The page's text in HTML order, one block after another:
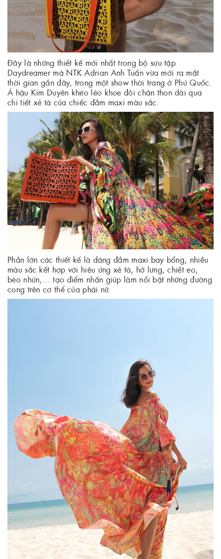
Đây là những thiết kế mới nhất trong bộ sưu tập
Daydreamer mà NTK Adrian Anh Tuấn vừa mới ra mắt
thời gian gần đây, trong một show thời trang ở Phú Quốc.
Á hậu Kim Duyên khéo léo khoe đôi chân thon dài qua
chi tiết xẻ tà của chiếc đầm maxi màu sắc.
Phần lớn các thiết kế là dáng đầm maxi bay bổng, nhiều
màu sắc kết hợp với hiệu ứng xẻ tà, hở lưng, chiết eo,
bèo nhún,… tạo điểm nhấn giúp làm nổi bật những đường
cong trên cơ thể của phái nữ.